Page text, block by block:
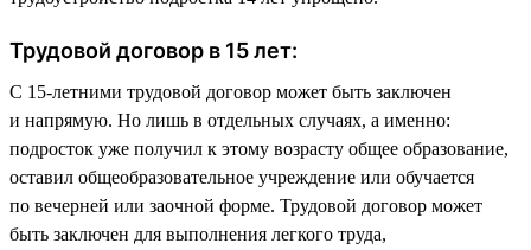
Трудовой договор в 15 лет:
С 15-летними трудовой договор может быть заключен
и напрямую. Но лишь в отдельных случаях, а именно:
подросток уже получил к этому возрасту общее образование,
оставил общеобразовательное учреждение или обучается
по вечерней или заочной форме. Трудовой договор может
быть заключен для выполнения легкого труда,